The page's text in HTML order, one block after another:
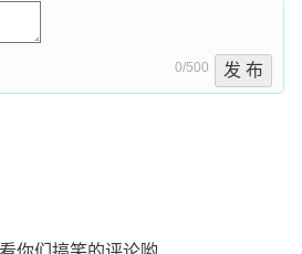
0/500 发 布